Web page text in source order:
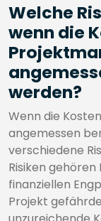
Welche
wenn die
werden?
Wenn die
angemessen
verschiedene
Risiken
finanziellen
Projekt